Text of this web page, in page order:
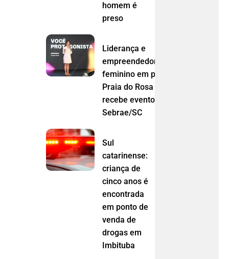
homem é
preso
Liderança e
empreendedorismo
feminino em pauta:
Praia do Rosa
recebe evento do
Sebrae/SC
Sul
catarinense:
criança de
cinco anos é
encontrada
em ponto de
venda de
drogas em
Imbituba